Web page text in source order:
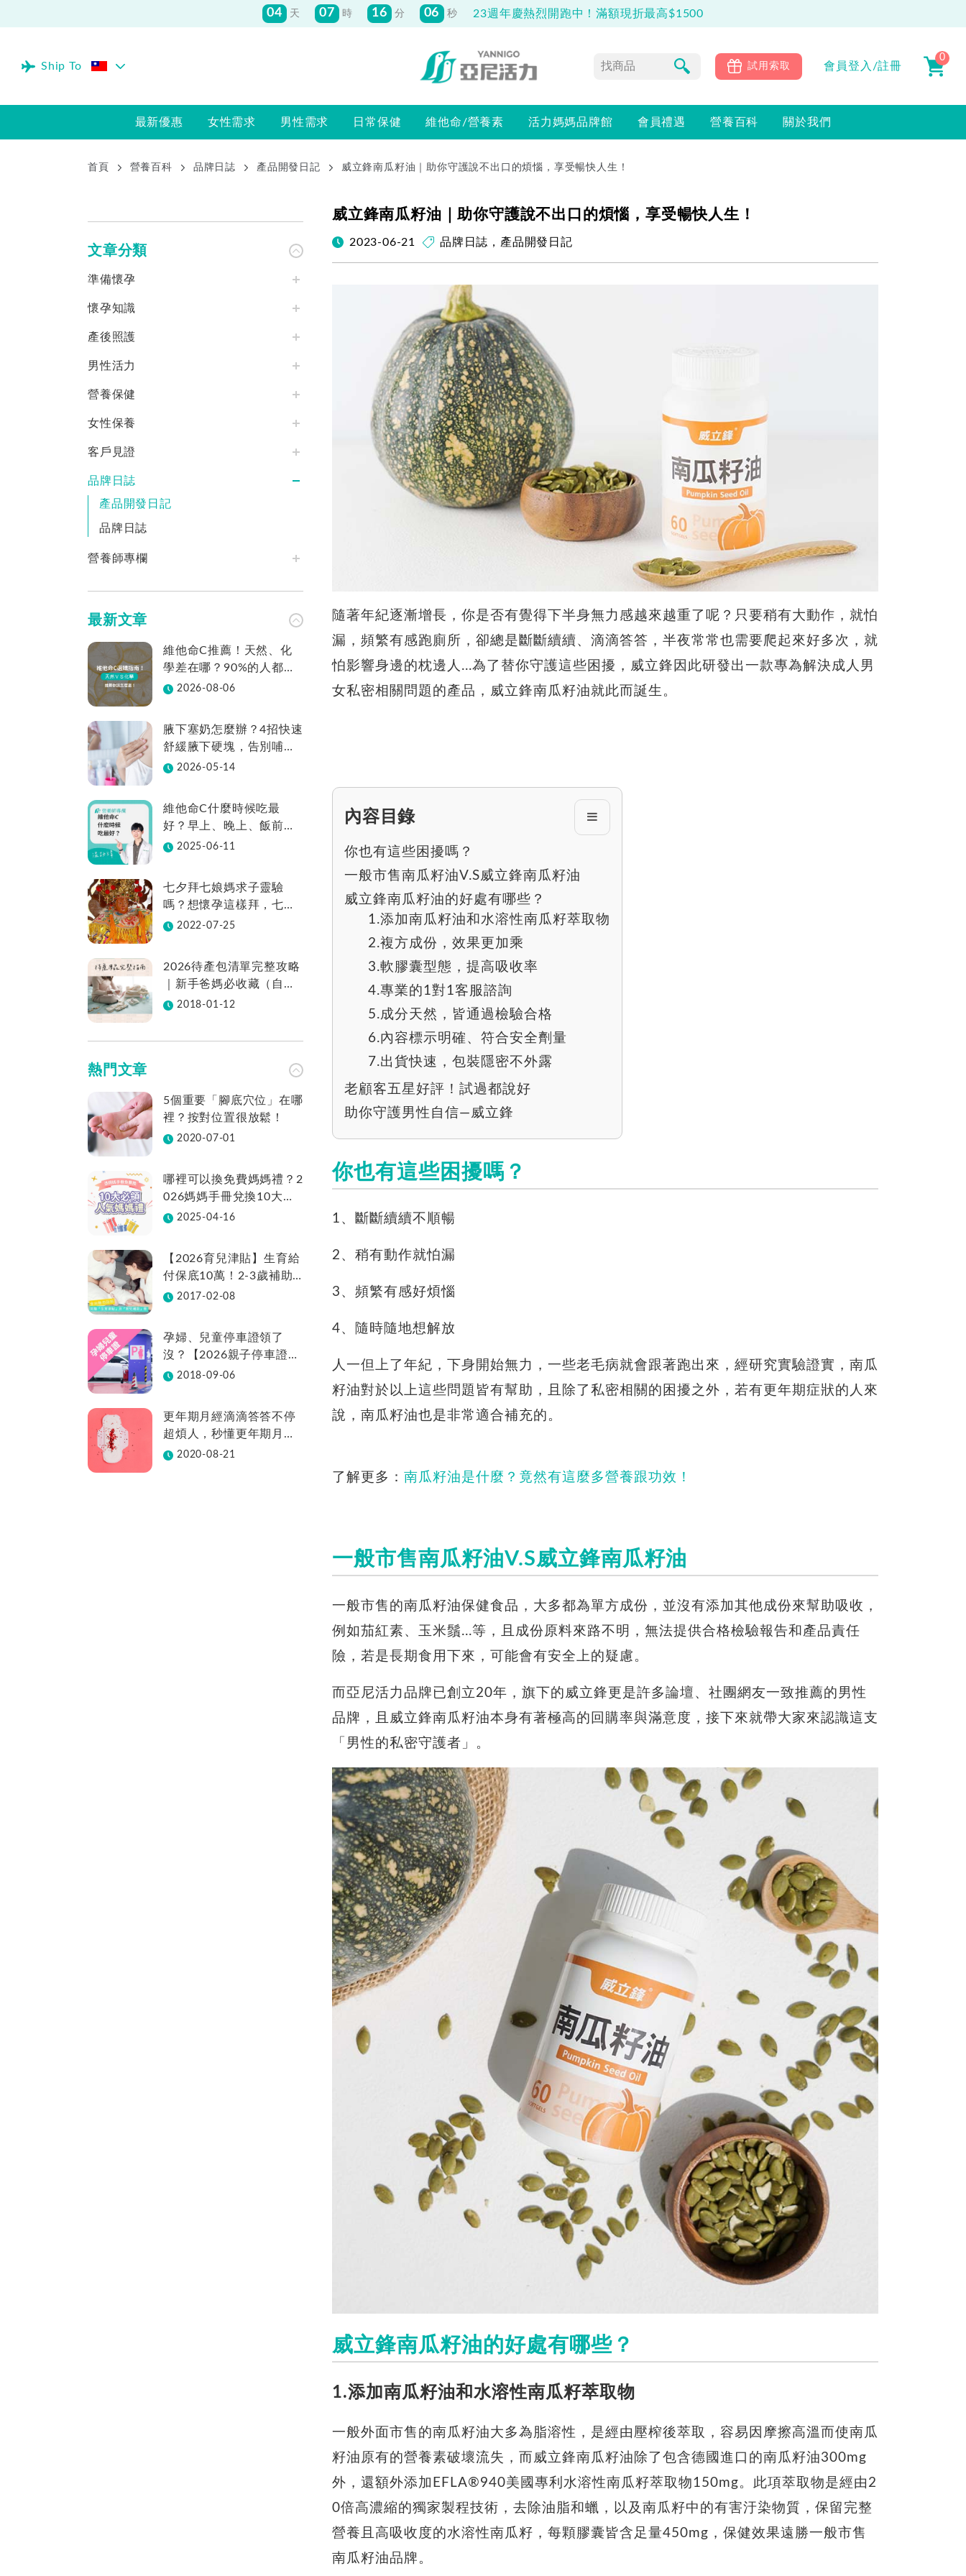
04 天 07 時 16 分 05 秒 23週年慶熱烈開跑中！滿額現折最高$1500
Ship To 試用索取 會員登入/註冊
0
最新優惠 女性需求 男性需求 日常保健 維他命/營養素 活力媽媽品牌館 會員禮遇 營養百科 關於我們
首頁 營養百科 品牌日誌 產品開發日記 威立鋒南瓜籽油｜助你守護說不出口的煩惱，享受暢快人生！
威立鋒南瓜籽油｜助你守護說不出口的煩惱，享受暢快人生！
2023-06-21 品牌日誌 ， 產品開發日記
隨著年紀逐漸增長，你是否有覺得下半身無力感越來越重了呢？只要稍有大動作，就怕
漏，頻繁有感跑廁所，卻總是斷斷續續、滴滴答答，半夜常常也需要爬起來好多次，就
怕影響身邊的枕邊人...為了替你守護這些困擾，威立鋒因此研發出一款專為解決成人男
女私密相關問題的產品，威立鋒南瓜籽油就此而誕生。
內容目錄
你也有這些困擾嗎？
一般市售南瓜籽油V.S威立鋒南瓜籽油
威立鋒南瓜籽油的好處有哪些？
1.添加南瓜籽油和水溶性南瓜籽萃取物
2.複方成份，效果更加乘
3.軟膠囊型態，提高吸收率
4.專業的1對1客服諮詢
5.成分天然，皆通過檢驗合格
6.內容標示明確、符合安全劑量
7.出貨快速，包裝隱密不外露
老顧客五星好評！試過都說好
助你守護男性自信—威立鋒
你也有這些困擾嗎？
1、斷斷續續不順暢
2、稍有動作就怕漏
3、頻繁有感好煩惱
4、隨時隨地想解放
人一但上了年紀，下身開始無力，一些老毛病就會跟著跑出來，經研究實驗證實，南瓜
籽油對於以上這些問題皆有幫助，且除了私密相關的困擾之外，若有更年期症狀的人來
說，南瓜籽油也是非常適合補充的。
了解更多： 南瓜籽油是什麼？竟然有這麼多營養跟功效！
一般市售南瓜籽油V.S威立鋒南瓜籽油
一般市售的南瓜籽油保健食品，大多都為單方成份，並沒有添加其他成份來幫助吸收，
例如茄紅素、玉米鬚...等，且成份原料來路不明，無法提供合格檢驗報告和產品責任
險，若是長期食用下來，可能會有安全上的疑慮。
而亞尼活力品牌已創立20年，旗下的威立鋒更是許多論壇、社團網友一致推薦的男性
品牌，且威立鋒南瓜籽油本身有著極高的回購率與滿意度，接下來就帶大家來認識這支
「男性的私密守護者」。
威立鋒南瓜籽油的好處有哪些？
1.添加南瓜籽油和水溶性南瓜籽萃取物
一般外面市售的南瓜籽油大多為脂溶性，是經由壓榨後萃取，容易因摩擦高溫而使南瓜
籽油原有的營養素破壞流失，而威立鋒南瓜籽油除了包含德國進口的南瓜籽油300mg
外，還額外添加 EFLA®940美國專利水溶性南瓜籽萃取物150mg。此項萃取物是經由2
0倍高濃縮的獨家製程技術，去除油脂和蠟，以及南瓜籽中的有害汙染物質，保留完整
營養且高吸收度的水溶性南瓜籽，每顆膠囊皆含足量450mg，保健效果遠勝一般市售
南瓜籽油品牌。
文章分類
準備懷孕
懷孕知識
產後照護
男性活力
營養保健
女性保養
客戶見證
品牌日誌
產品開發日記
品牌日誌
營養師專欄
最新文章
維他命C推薦！天然、化
學差在哪？90%的人都不
知道怎麼挑！帶你一次看
2026-08-06
腋下塞奶怎麼辦？4招快速
舒緩腋下硬塊，告別哺乳
疼痛2026-05-14
維他命C什麼時候吃最
好？早上、晚上、飯前、
飯後差在哪？
2025-06-11
七夕拜七娘媽求子靈驗
嗎？想懷孕這樣拜，七娘
媽拜法、供品、地點一次
2022-07-25
2026待產包清單完整攻略
｜新手爸媽必收藏（自然
產／剖腹產適用／表格免
2018-01-12
熱門文章
5個重要「腳底穴位」在哪
裡？按對位置很放鬆！
2020-07-01
哪裡可以換免費媽媽禮？2
026媽媽手冊兌換10大品
牌懶人包一次看！
2025-04-16
【2026育兒津貼】生育給
付保底10萬！2-3歲補助
不中斷、全台22縣市補助
2017-02-08
孕婦、兒童停車證領了
沒？【2026親子停車證懶
人包】各縣市領取方法在
2018-09-06
更年期月經滴滴答答不停
超煩人，秒懂更年期月經
週期變化
2020-08-21